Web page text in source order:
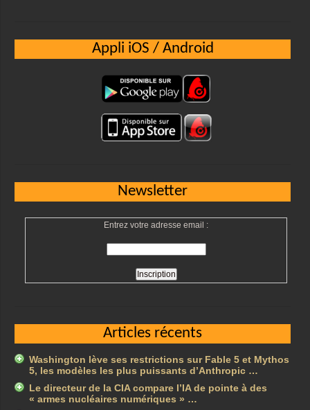
Appli iOS / Android
Newsletter
Entrez votre adresse email :
Articles récents
Washington lève ses restrictions sur Fable 5 et Mythos
5, les modèles les plus puissants d’Anthropic …
Le directeur de la CIA compare l’IA de pointe à des
« armes nucléaires numériques » …